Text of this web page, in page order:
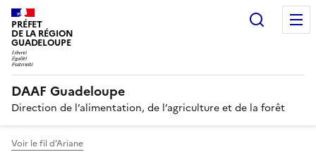
PRÉFET
DE LA RÉGION
GUADELOUPE
DAAF Guadeloupe
Direction de l’alimentation, de l’agriculture et de la forêt
Voir le fil d'Ariane